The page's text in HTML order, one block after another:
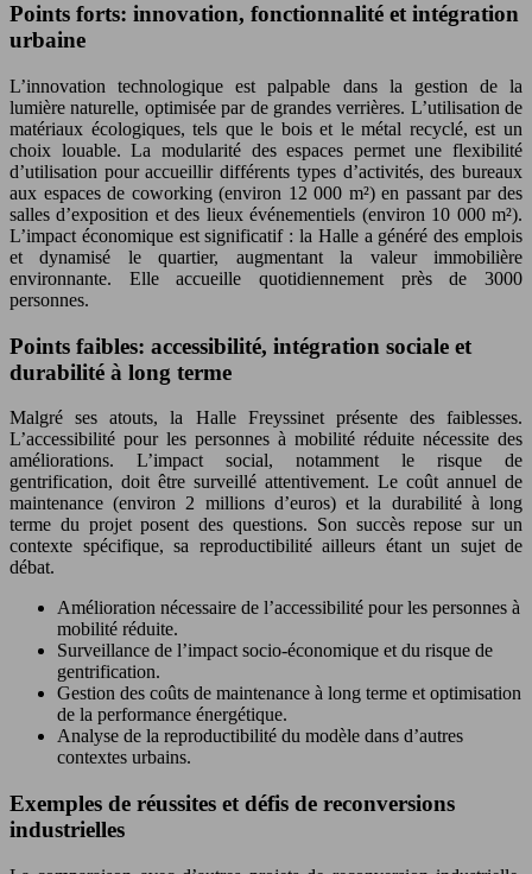
Points forts: innovation, fonctionnalité et intégration
urbaine
L’innovation technologique est palpable dans la gestion de la
lumière naturelle, optimisée par de grandes verrières. L’utilisation de
matériaux écologiques, tels que le bois et le métal recyclé, est un
choix louable. La modularité des espaces permet une flexibilité
d’utilisation pour accueillir différents types d’activités, des bureaux
aux espaces de coworking (environ 12 000 m²) en passant par des
salles d’exposition et des lieux événementiels (environ 10 000 m²).
L’impact économique est significatif : la Halle a généré des emplois
et dynamisé le quartier, augmentant la valeur immobilière
environnante. Elle accueille quotidiennement près de 3000
personnes.
Points faibles: accessibilité, intégration sociale et
durabilité à long terme
Malgré ses atouts, la Halle Freyssinet présente des faiblesses.
L’accessibilité pour les personnes à mobilité réduite nécessite des
améliorations. L’impact social, notamment le risque de
gentrification, doit être surveillé attentivement. Le coût annuel de
maintenance (environ 2 millions d’euros) et la durabilité à long
terme du projet posent des questions. Son succès repose sur un
contexte spécifique, sa reproductibilité ailleurs étant un sujet de
débat.
Amélioration nécessaire de l’accessibilité pour les personnes à
mobilité réduite.
Surveillance de l’impact socio-économique et du risque de
gentrification.
Gestion des coûts de maintenance à long terme et optimisation
de la performance énergétique.
Analyse de la reproductibilité du modèle dans d’autres
contextes urbains.
Exemples de réussites et défis de reconversions
industrielles